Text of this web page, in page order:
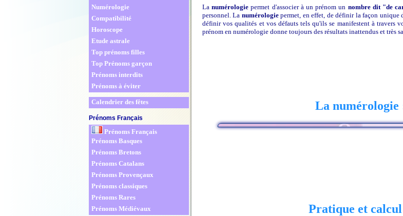
Numérologie
Compatibilité
Horoscope
Etude astrale
Top prénoms filles
Top Prénoms garçon
Prénoms interdits
Prénoms à éviter
Calendrier des fêtes
Prénoms Français
Prénoms Français
Prénoms Basques
Prénoms Bretons
Prénoms Catalans
Prénoms Provençaux
Prénoms classiques
Prénoms Rares
Prénoms Médiévaux
Lanumérologie permet d'associer à un prénom un nombre dit "de
personnel. La numérologiepermet, en effet, de définir la façon unique
définir vos qualités et vos défauts tels qu'ils se manifestent à travers
prénom en numérologie donne toujours des résultats inattendus et très
La
Pratique et